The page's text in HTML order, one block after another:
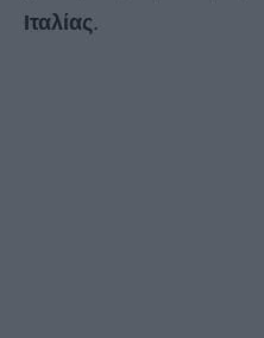
Ιταλίας.